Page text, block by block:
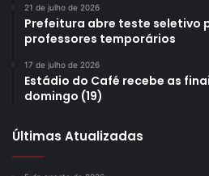
21 de julho de 2026
Prefeitura abre teste seletivo
professores temporários
17 de julho de 2026
Estádio do Café recebe as
domingo (19)
Últimas Atualizadas